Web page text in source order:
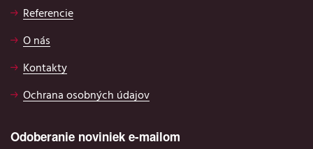
Referencie
O nás
Kontakty
Ochrana osobných údajov
Odoberanie noviniek e-mailom